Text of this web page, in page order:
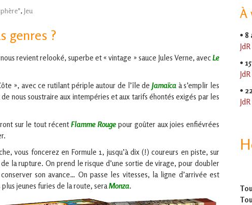
, Jeu
genres ?
revient relooké, superbe et « vintage » sauce Jules Verne, avecLe
», avec ce rutilant périple autour de l’île de Jamaïca à s’emplir les
nous soustraire aux intempéries et aux tarifs éhontés exigés par les
sur le tout récent Flamme Rouge pour goûter aux joies enfiévrées
vous foncerez en Formule 1, jusqu’à dix (!) coureurs en piste, sur
la rupture. On prend le risque d’une sortie de virage, pour doubler
son avance… On passe les vitesses, la ligne d’arrivée est
jeunes furies de la route, seraMonza.
À
• 8
JdR
•
JdR
•
JdR